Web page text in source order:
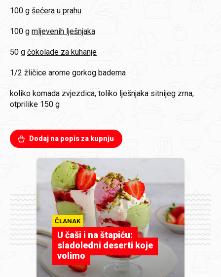
100 g šećera u prahu
100 g mljevenih lješnjaka
50 g čokolade za kuhanje
1/2 žličice arome gorkog badema
koliko komada zvjezdica, toliko lješnjaka sitnijeg zrna,
otprilike 150 g
Dodaj na popis za kupnju
ČLANAK
U čaši i na štapiću:
sladoledni deserti koje
volimo